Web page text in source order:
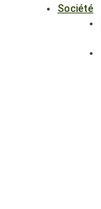
Société